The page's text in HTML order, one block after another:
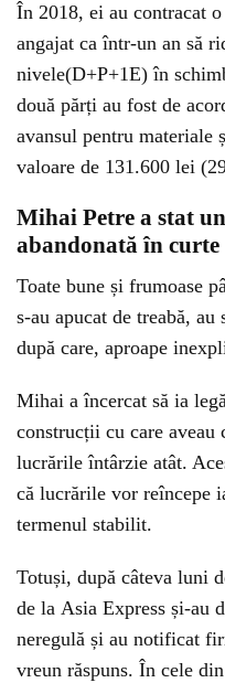
În 2018, ei au contracat
angajat ca într-un an să
nivele(D+P+1E) în
două părți au fost de
avansul pentru
valoare de 131.600 lei
Mihai Petre a stat
abandonată în curte
Toate bune și frumoase
s-au apucat de treabă,
după care, aproape
Mihai a încercat să ia
construcții cu care aveau
lucrările întârzie atât.
că lucrările vor reîncepe
termenul stabilit.
Totuși, după câteva luni
de la Asia Express și-au
neregulă și au notificat
vreun răspuns. În cele